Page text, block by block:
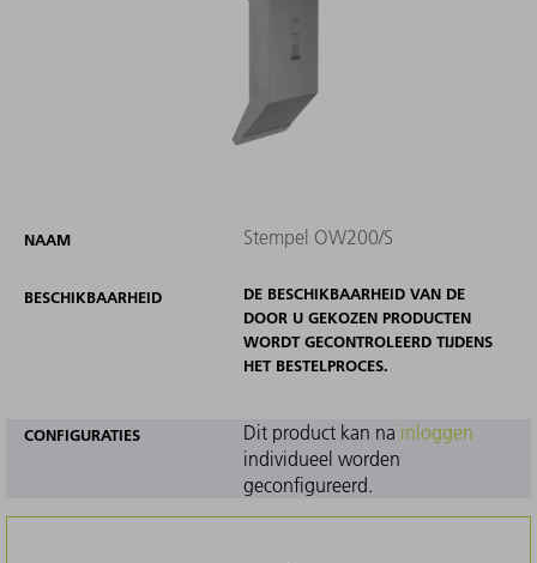
NAAM Stempel OW200/S
BESCHIKBAARHEID
DE BESCHIKBAARHEID VAN DE
DOOR U GEKOZEN PRODUCTEN
WORDT GECONTROLEERD TIJDENS
HET BESTELPROCES.
CONFIGURATIES Dit product kan na inloggen
individueel worden
geconfigureerd.